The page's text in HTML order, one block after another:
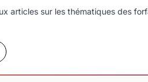
articles sur les thématiques des